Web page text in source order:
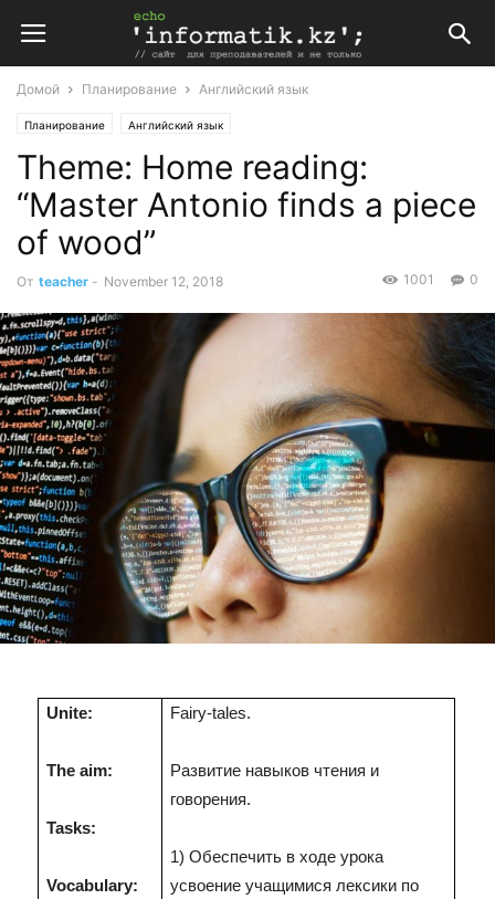
Домой Планирование Английский язык
Планирование Английский язык
Поурочные планы по английскому языку 7 класс (Т.Аяпова.)
Theme: Home reading:
“Master Antonio finds a piece
of wood”
От teacher - November 12, 2018 0
1001
Unite:
The aim:
Tasks:
Vocabulary:
Fairy-tales.
Развитие навыков чтения и
говорения.
1) Обеспечить в ходе урока
усвоение учащимися лексики по